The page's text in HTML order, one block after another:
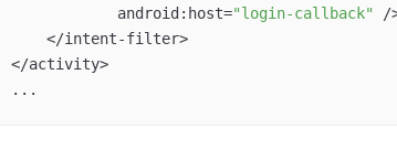
            android:host=
"login-callback"
/
</activity>
...